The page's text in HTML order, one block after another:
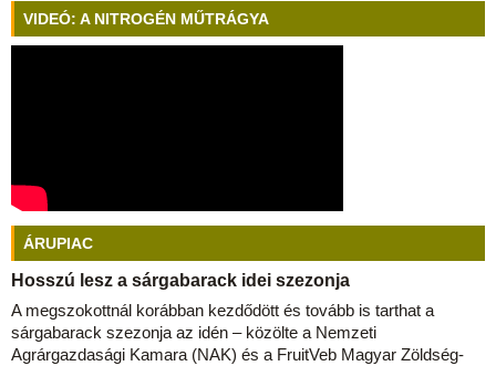
VIDEÓ: A NITROGÉN MŰTRÁGYA
ÁRUPIAC
Hosszú lesz a sárgabarack idei szezonja
A megszokottnál korábban kezdődött és tovább is tarthat a
sárgabarack szezonja az idén – közölte a Nemzeti
Agrárgazdasági Kamara (NAK) és a FruitVeb Magyar Zöldség-